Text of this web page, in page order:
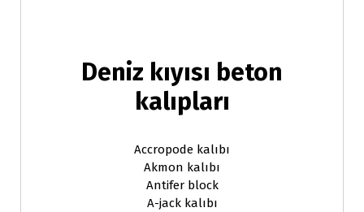
Deniz kıyısı beton
kalıpları
Accropode kalıbı
Akmon kalıbı
Antifer block
A-jack kalıbı